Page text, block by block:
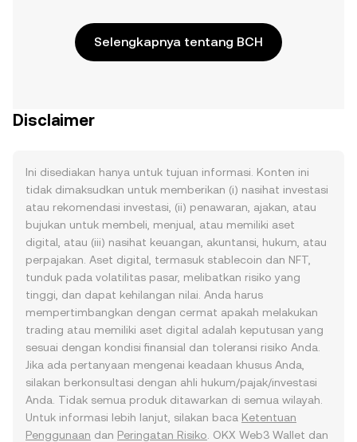
Selengkapnya tentang BCH
Disclaimer
Ini disediakan hanya untuk tujuan informasi. Konten ini
tidak dimaksudkan untuk memberikan (i) nasihat investasi
atau rekomendasi investasi, (ii) penawaran, ajakan, atau
bujukan untuk membeli, menjual, atau memiliki aset
digital, atau (iii) nasihat keuangan, akuntansi, hukum, atau
perpajakan. Aset digital, termasuk stablecoin dan NFT,
tunduk pada volatilitas pasar, melibatkan risiko yang
tinggi, dan dapat kehilangan nilai. Anda harus
mempertimbangkan dengan cermat apakah melakukan
trading atau memiliki aset digital adalah keputusan yang
sesuai dengan kondisi finansial dan toleransi risiko Anda.
Jika ada pertanyaan mengenai keadaan khusus Anda,
silakan berkonsultasi dengan ahli hukum/pajak/investasi
Anda. Tidak semua produk ditawarkan di semua wilayah.
Untuk informasi lebih lanjut, silakan baca Ketentuan
Penggunaan dan Peringatan Risiko . OKX Web3 Wallet dan